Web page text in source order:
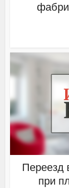
Переезд
при